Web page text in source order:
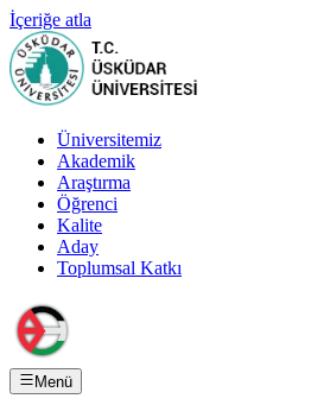
İçeriğe atla
Üniversitemiz
Akademik
Araştırma
Öğrenci
Kalite
Aday
Toplumsal Katkı
Menü